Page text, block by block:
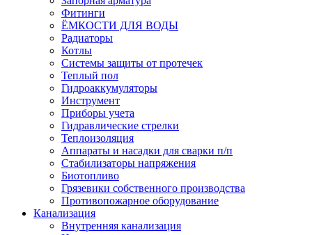
Фитинги
ЁМКОСТИ ДЛЯ ВОДЫ
Радиаторы
Котлы
Системы защиты от протечек
Теплый пол
Гидроаккумуляторы
Инструмент
Приборы учета
Гидравлические стрелки
Теплоизоляция
Аппараты и насадки для сварки п/п
Стабилизаторы напряжения
Биотопливо
Грязевики собственного производства
Противопожарное оборудование
Канализация
Внутренняя канализация